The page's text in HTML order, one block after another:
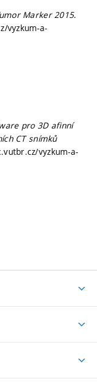
Marker 2015.
vyzkum-a-
pro 3D afinní
CT snímků
vyzkum-a-